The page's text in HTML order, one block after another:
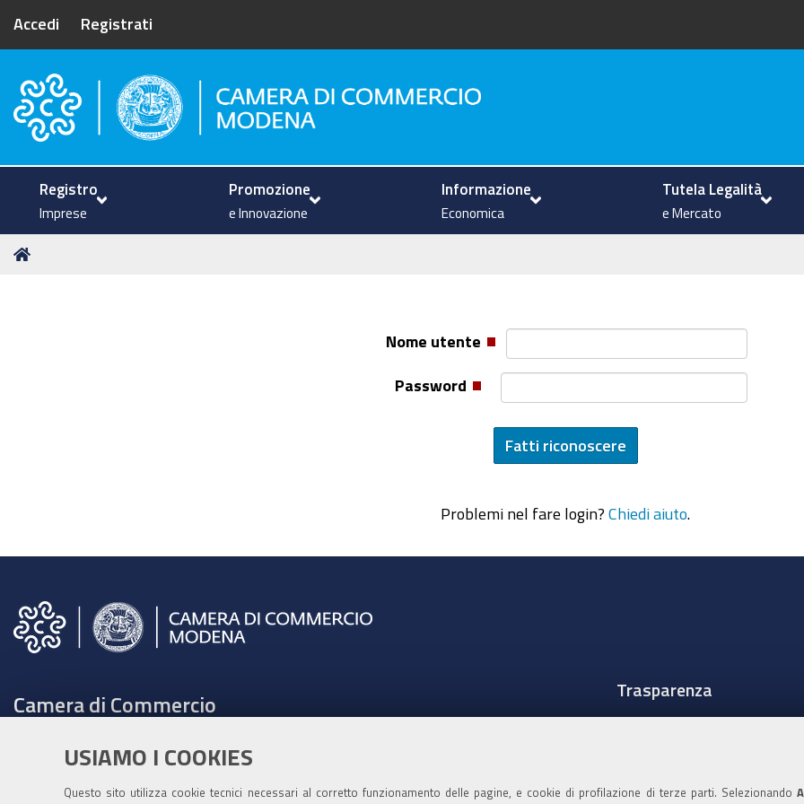
USIAMO I COOKIES
Questo sito utilizza cookie tecnici necessari al corretto funzionamento delle pagine, e cookie di profilazione di terze parti. Selezionando
Accedi Registrati
Camera di Commercio di Modena
Registro
Imprese
Promozione
e Innovazione
Informazione
Economica
Tutela Legalità
e Mercato
Tu
Nome utente
Password
Problemi nel fare login? Chiedi aiuto
Camera di Commercio
Tel. 059208111 -URP
Contabilità speciale Banca d'Italia:
Trasparenza
Pubblicità Legale